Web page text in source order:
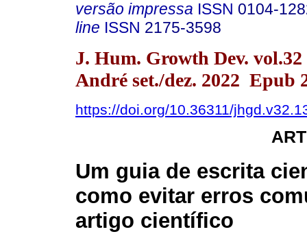
versão impressa ISSN 0104-
line ISSN 2175-3598
J. Hum. Growth Dev. vol.32
André set./dez. 2022 Epub
https://doi.org/10.36311/
Um guia de escrita
como evitar erros
artigo científico